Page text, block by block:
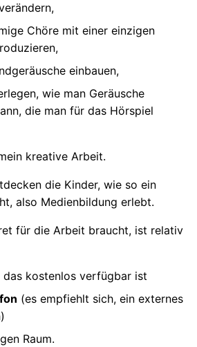
Chöre mit einer einzigen
einbauen,
wie man Geräusche
die man für das Hörspiel
kreative Arbeit.
die Kinder, wie so ein
also Medienbildung erlebt.
für die Arbeit braucht, ist relativ
das kostenlos verfügbar ist
(es empfiehlt sich, ein externes
Raum.